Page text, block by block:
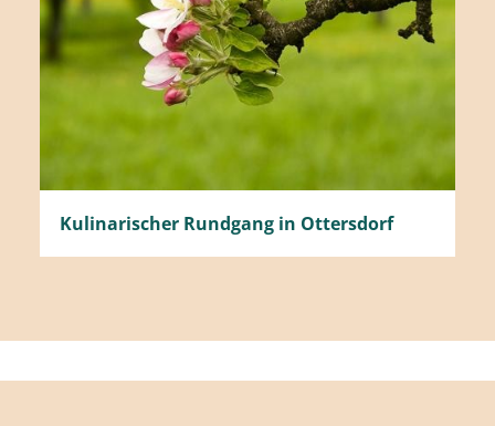
Kulinarischer Rundgang in Ottersdorf